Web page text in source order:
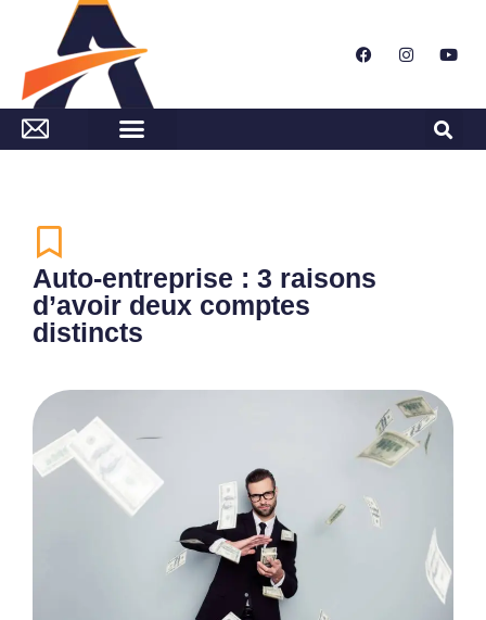
Auto-entreprise : 3 raisons
d’avoir deux comptes
distincts